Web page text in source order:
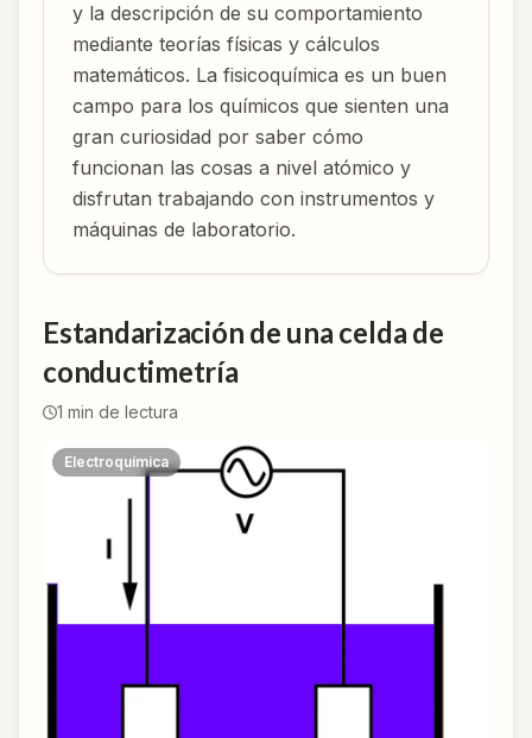
y la descripción de su comportamiento
mediante teorías físicas y cálculos
matemáticos. La fisicoquímica es un buen
campo para los químicos que sienten una
gran curiosidad por saber cómo
funcionan las cosas a nivel atómico y
disfrutan trabajando con instrumentos y
máquinas de laboratorio.
Estandarización de una celda de
conductimetría
1 min de lectura
Electroquímica